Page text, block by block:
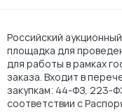
Российский
площадка для
для работы в рамках
заказа. Входит в
закупкам: 44-ФЗ, 223-
соответствии с